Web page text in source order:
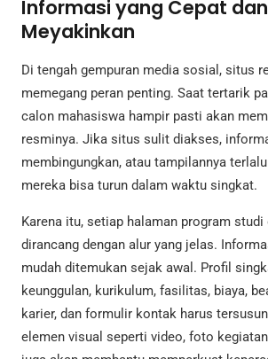
Informasi yang Cepat dan
Meyakinkan
Di tengah gempuran media sosial, situs
memegang peran penting. Saat tertarik
calon mahasiswa hampir pasti akan
resminya. Jika situs sulit diakses,
membingungkan, atau tampilannya
mereka bisa turun dalam waktu singkat.
Karena itu, setiap halaman program studi
dirancang dengan alur yang jelas.
mudah ditemukan sejak awal. Profil
keunggulan, kurikulum, fasilitas, biaya,
karier, dan formulir kontak harus
elemen visual seperti video, foto